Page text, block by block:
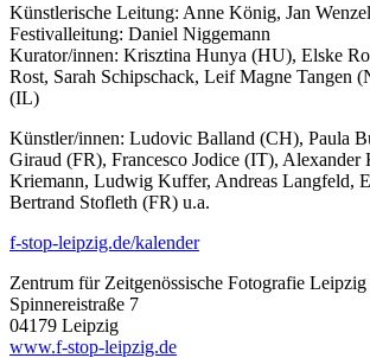
Künstlerische Leitung: Anne König, Jan Wenzel
Festivalleitung: Daniel Niggemann
Kurator/innen: Krisztina Hunya (HU), Elske
Rost, Sarah Schipschack, Leif Magne Tangen
(IL)
Künstler/innen: Ludovic Balland (CH), Paula
Giraud (FR), Francesco Jodice (IT), Alexander
Kriemann, Ludwig Kuffer, Andreas Langfeld,
Bertrand Stofleth (FR) u.a.
f-stop-leipzig.de/kalender
Zentrum für Zeitgenössische Fotografie Leipzig
Spinnereistraße 7
04179 Leipzig
www.f-stop-leipzig.de